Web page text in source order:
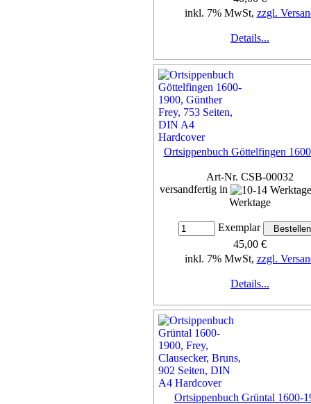
inkl. 7% MwSt, zzgl.
Details...
Ortsippenbuch Göttelfingen
Art-Nr. CSB-00032
versandfertig in
Werktage
Exemplar
45,00 €
inkl. 7% MwSt, zzgl.
Details...
Ortsippenbuch Grüntal 1600-